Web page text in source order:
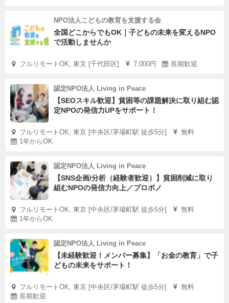
NPO法人こどもの教育を支援する会
全国どこからでもOK｜子どもの未来を変えるNPO
で活動しませんか
フルリモートOK, 東京 [千代田区] 7,000円 長期歓迎
認定NPO法人 Living in Peace
【SEOスキル歓迎】貧困等の課題解決に取り組む認
定NPOの発信力UPをサポート！
フルリモートOK, 東京 [中央区/茅場町駅 徒歩5分]
無料
1年からOK
認定NPO法人 Living in Peace
【SNS企画/分析（経験者歓迎）】貧困削減に取り
組むNPOの発信力向上／プロボノ
フルリモートOK, 東京 [中央区/茅場町駅 徒歩5分]
無料
1年からOK
認定NPO法人 Living in Peace
【未経験歓迎！メンバー募集】「お金の教育」で子
どもの未来をサポート！
フルリモートOK, 東京 [中央区/茅場町駅 徒歩5分]
無料
長期歓迎